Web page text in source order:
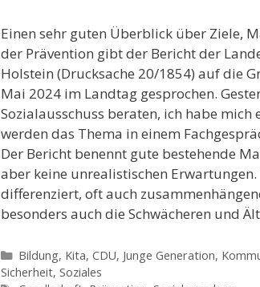
Einen sehr guten Überblick über Ziele,
der Prävention gibt der Bericht der
Holstein (Drucksache 20/1854) auf die
Mai 2024 im Landtag gesprochen.
Sozialausschuss beraten, ich habe
werden das Thema in einem
Der Bericht benennt gute bestehende
aber keine unrealistischen
differenziert, oft auch
besonders auch die Schwächeren und
Kategorien
Bildung, Kita, CDU, Junge Generation,
Sicherheit, Soziales